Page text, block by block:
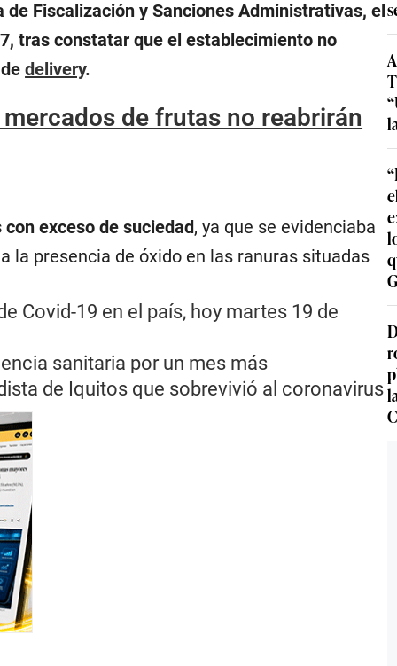
Fiscalización y Sanciones Administrativas, el
tras constatar que el establecimiento no
dedelivery.
de frutas no reabrirán
exceso de suciedad, ya que se evidenciaba
la presencia de óxido en las ranuras situadas
Covid-19 en el país, hoy martes 19 de
sanitaria por un mes más
de Iquitos que sobrevivió al coronavirus